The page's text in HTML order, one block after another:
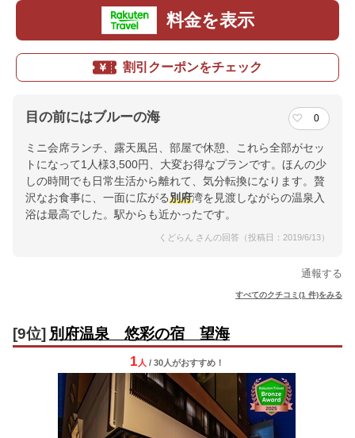
料金を表示
割引クーポンをチェック
目の前にはブルーの海 0
ミニ会席ランチ、露天風呂、部屋で休憩、これら全部がセッ
トになって1人様3,500円、大変お得なプランです。ほんの少
しの時間でも日常生活から離れて、気分転換になります。贅
沢なお食事に、一面に広がる別府湾を見渡しながらの温泉入
浴は最高でした。駅からも近かったです。
くどらん さんの回答（投稿日：2019/6/13）
通報する
すべてのクチコミ(1 件)をみる
[9位] 別府温泉 悠彩の宿 望海
1 人 / 30人がおすすめ！